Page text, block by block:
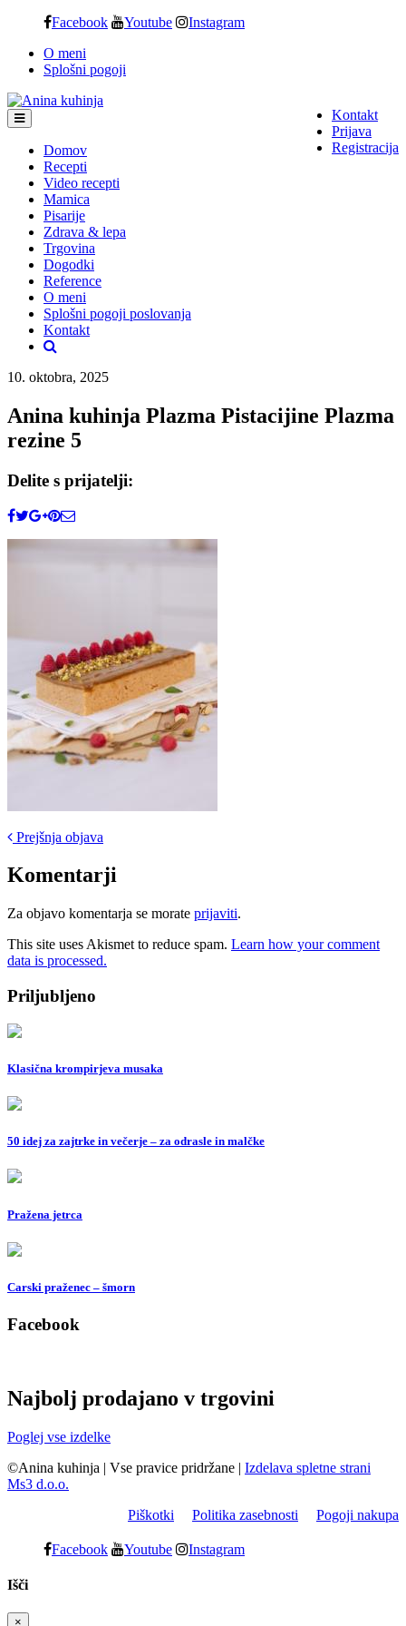
content
Facebook Youtube Instagram
O meni
Splošni pogoji
Kontakt
Prijava
Registracija
Domov
Recepti
Video recepti
Mamica
Pisarije
Zdrava & lepa
Trgovina
Dogodki
Reference
O meni
Splošni pogoji poslovanja
Kontakt
10. oktobra, 2025
Anina kuhinja Plazma Pistacijine Plazma
rezine 5
Delite s prijatelji:
Post
navigation
Prejšnja objava
Komentarji
Za objavo komentarja se morate prijaviti.
This site uses Akismet to reduce spam. Learn how your comment
data is processed.
Priljubljeno
Klasična krompirjeva musaka
50 idej za zajtrke in večerje – za odrasle in malčke
Pražena jetrca
Carski praženec – šmorn
Facebook
Najbolj prodajano v trgovini
Poglej vse izdelke
©Anina kuhinja | Vse pravice pridržane | Izdelava spletne strani
Ms3 d.o.o.
Piškotki
Politika zasebnosti Pogoji nakupa
Facebook Youtube Instagram
Išči
×